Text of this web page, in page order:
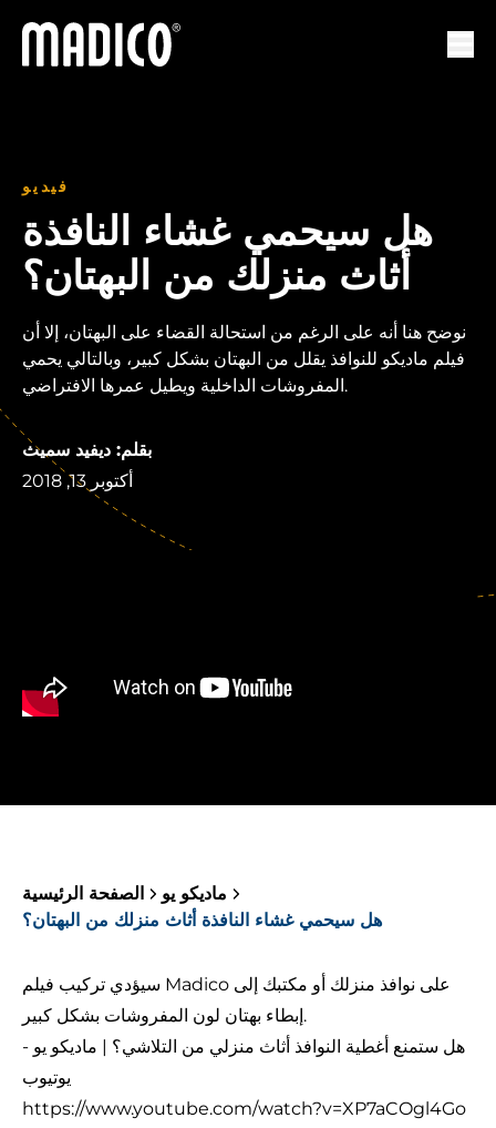
ماديكو
فيديو
هل سيحمي غشاء النافذة
أثاث منزلك من البهتان؟
نوضح هنا أنه على الرغم من استحالة القضاء على البهتان، إلا أن
فيلم ماديكو للنوافذ يقلل من البهتان بشكل كبير، وبالتالي يحمي
المفروشات الداخلية ويطيل عمرها الافتراضي.
بقلم: ديفيد سميث
أكتوبر 13, 2018
الصفحة الرئيسية
ماديكو يو
هل سيحمي غشاء النافذة أثاث منزلك من البهتان؟
سيؤدي تركيب فيلم Madico على نوافذ منزلك أو مكتبك إلى
إبطاء بهتان لون المفروشات بشكل كبير.
هل ستمنع أغطية النوافذ أثاث منزلي من التلاشي؟ | ماديكو يو -
يوتيوب
https://www.youtube.com/watch?v=XP7aCOgl4Go